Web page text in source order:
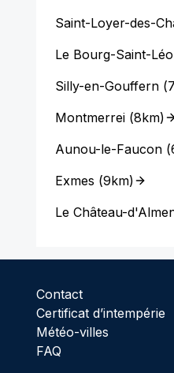
Saint-Loyer-des-
Le Bourg-Saint-
Silly-en-Gouffern(
Montmerrei(8km)
Aunou-le-Faucon(
Exmes (9km)
Le Château-
Contact
Certificat d’intempérie
Météo-villes
FAQ